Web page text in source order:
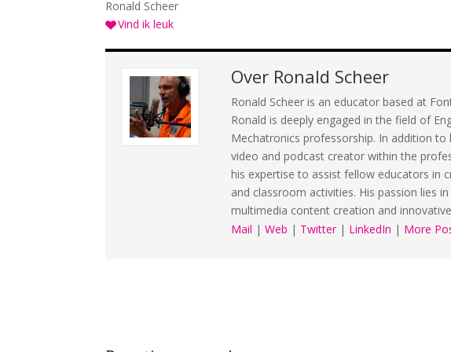
Ronald Scheer
Vind ik leuk
Over Ronald Scheer
Ronald Scheer is an educator based at
Ronald is deeply engaged in the field of
Mechatronics professorship. In addition
video and podcast creator within the
his expertise to assist fellow educators in
and classroom activities. His passion lies
multimedia content creation and
Mail |Web | Twitter | LinkedIn | More